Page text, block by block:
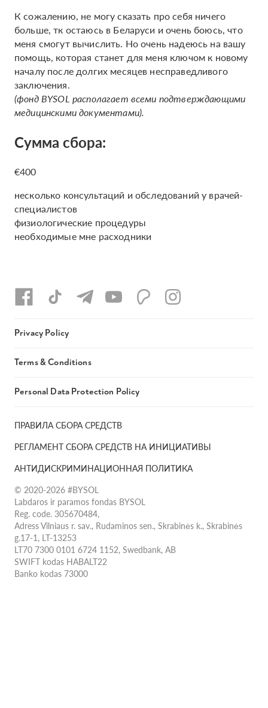
К сожалению, не могу сказать про себя ничего
больше, тк остаюсь в Беларуси и очень боюсь, что
меня смогут вычислить. Но очень надеюсь на вашу
помощь, которая станет для меня ключом к новому
началу после долгих месяцев несправедливого
заключения.
(фонд BYSOL располагает всеми подтверждающими
медицинскими документами).
Сумма сбора:
€400
несколько консультаций и обследований у врачей-
специалистов
физиологические процедуры
необходимые мне расходники
ПРАВИЛА СБОРА СРЕДСТВ
РЕГЛАМЕНТ СБОРА СРЕДСТВ НА ИНИЦИАТИВЫ
АНТИДИСКРИМИНАЦИОННАЯ ПОЛИТИКА
© 2020-2026 #BYSOL
Labdaros ir paramos fondas BYSOL
Reg. code. 305670484,
Adress Vilniaus r. sav., Rudaminos sen., Skrabinės k., Skrabinės
g.17-1, LT-13253
LT70 7300 0101 6724 1152, Swedbank, AB
SWIFT kodas HABALT22
Banko kodas 73000
Privacy Policy
Terms & Conditions
Personal Data Protection Policy